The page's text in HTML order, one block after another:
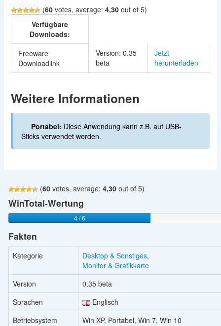
(60votes, average: 4,30out of 5)
Verfügbare
Downloads:
Freeware
Downloadlink
Version: 0.35
beta
Jetzt
herunterladen
Weitere Informationen
Portabel: Diese Anwendung kann z.B. auf USB-
Sticks verwendet werden.
(60votes, average: 4,30out of 5)
WinTotal-Wertung
4 / 6
Fakten
Kategorie Desktop & Sonstiges,
Monitor & Grafikkarte
Version
0.35 beta
Sprachen
Englisch
Betriebsystem
Win XP, Portabel, Win 7, Win 10